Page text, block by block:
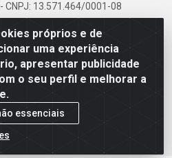
próprios e de
uma experiência
apresentar publicidade
o seu perfil e melhorar a
essenciais
CNPJ: 13.571.464/0001-08
anos no mercado paraibano, é
destacando-se pela logística
e excelência.